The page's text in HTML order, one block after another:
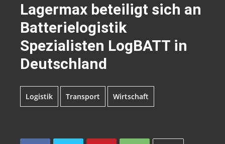
Lagermax beteiligt sich an
Batterielogistik
Spezialisten LogBATT in
Deutschland
Logistik Transport Wirtschaft